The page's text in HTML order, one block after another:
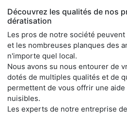
Découvrez les qualités de nos
dératisation
Les pros de notre société
et les nombreuses planques des
n'importe quel local.
Nous avons su nous entourer de
dotés de multiples qualités et de
permettent de vous offrir une
nuisibles.
Les experts de notre entreprise